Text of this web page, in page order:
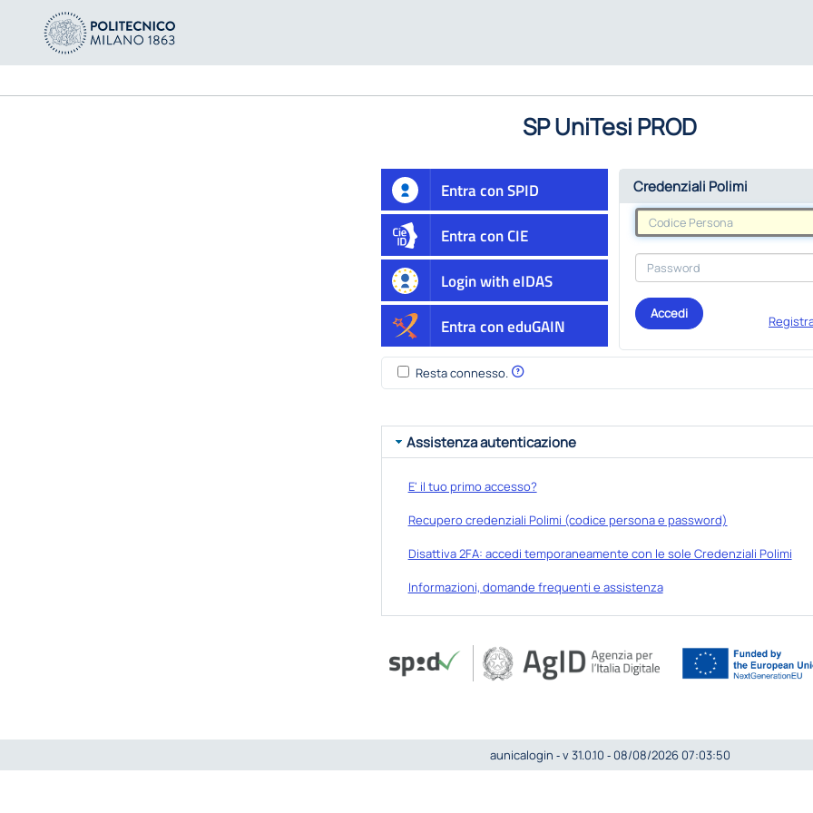
SP UniTesi PROD
Entra con SPID
Entra con CIE
Login with eIDAS
Entra con eduGAIN
Credenziali Polimi
Accedi
Resta connesso.
Assistenza autenticazione
E' il tuo primo accesso?
Recupero credenziali Polimi (codice persona e password)
Disattiva 2FA: accedi temporaneamente con le sole Credenziali Polimi
Informazioni, domande frequenti e assistenza
aunicalogin ‐ v 31.0.10 ‐ 08/08/2026 07:03:50